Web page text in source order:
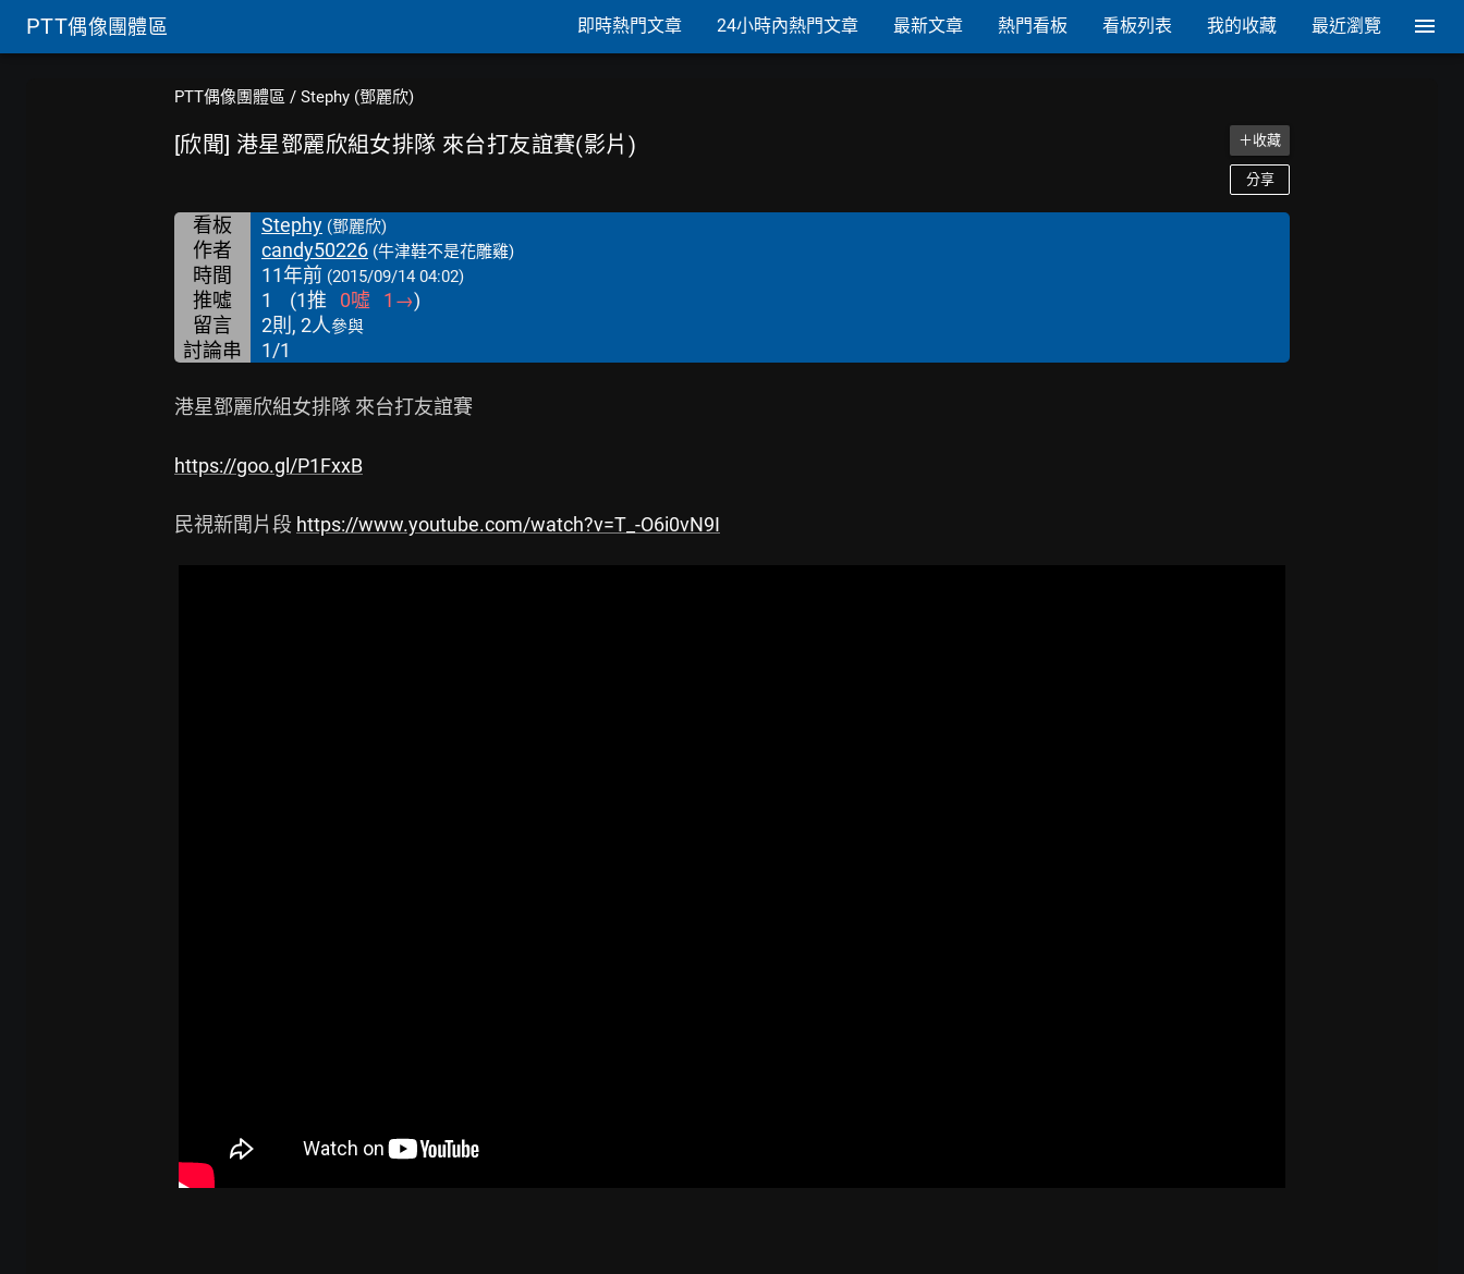
PTT偶像團體區 即時熱門文章 24小時內熱門文章 最新文章 熱門看板 看板列表 我的收藏 最近瀏覽
PTT偶像團體區 / Stephy (鄧麗欣)
[欣聞] 港星鄧麗欣組女排隊 來台打友誼賽(影片) ＋收藏
分享
看板 Stephy (鄧麗欣)
作者 candy50226 (牛津鞋不是花雕雞)
時間 11年前 (2015/09/14 04:02)
推噓 1 (1推 0噓 1 →)
留言
2則, 2人參與
討論串 1/1
港星鄧麗欣組女排隊 來台打友誼賽
https://goo.gl/P1FxxB
民視新聞片段 https://www.youtube.com/watch?v=T_-O6i0vN9I